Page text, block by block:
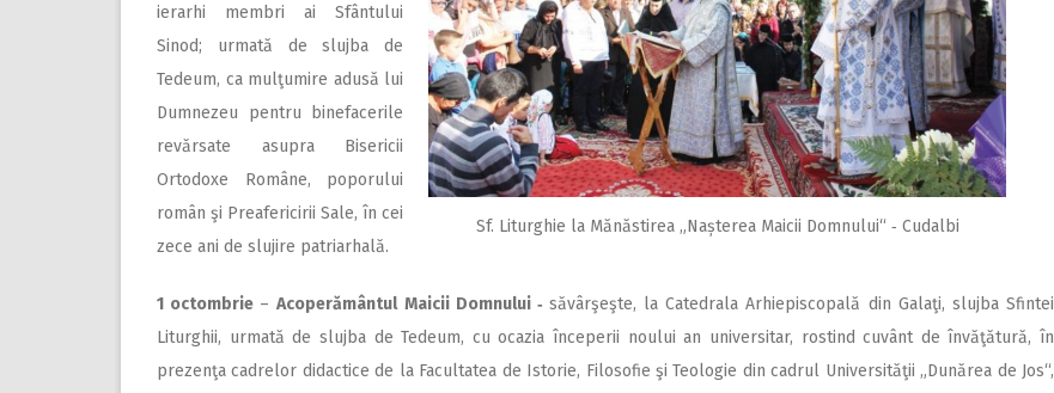
Sf. Liturghie la Mănăstirea „Nașterea Maicii Domnului“ ‑ Cudalbi
ierarhi membri ai Sfântului
Sinod; urmată de slujba de
Tedeum, ca mulţumire adusă lui
Dumnezeu pentru binefacerile
revărsate asupra Bisericii
Ortodoxe Române, poporului
român şi Preafericirii Sale, în cei
zece ani de slujire patriarhală.
1 octombrie –Acoperământul Maicii Domnului ‑săvârşeşte, la Catedrala Arhiepiscopală din Galaţi, slujba Sfintei
Liturghii, urmată de slujba de Tedeum, cu ocazia începerii noului an universitar, rostind cuvânt de învăţătură, în
prezenţa cadrelor didactice de la Facultatea de Istorie, Filosofie şi Teologie din cadrul Universităţii „Dunărea de Jos“,